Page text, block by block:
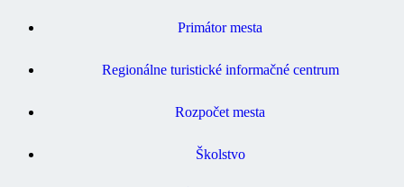
Primátor mesta
Regionálne turistické informačné centrum
Rozpočet mesta
Školstvo